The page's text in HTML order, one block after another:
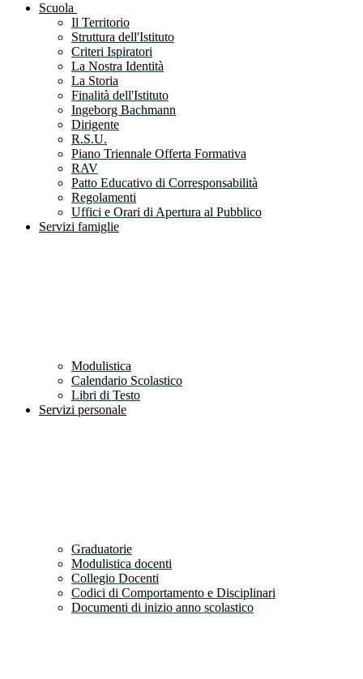
Scuola
Il Territorio
Struttura dell'Istituto
Criteri Ispiratori
La Nostra Identità
La Storia
Finalità dell'Istituto
Ingeborg Bachmann
Dirigente
R.S.U.
Piano Triennale Offerta Formativa
RAV
Patto Educativo di Corresponsabilità
Regolamenti
Uffici e Orari di Apertura al Pubblico
Servizi famiglie
Modulistica
Calendario Scolastico
Libri di Testo
Servizi personale
Graduatorie
Modulistica docenti
Collegio Docenti
Codici di Comportamento e Disciplinari
Documenti di inizio anno scolastico